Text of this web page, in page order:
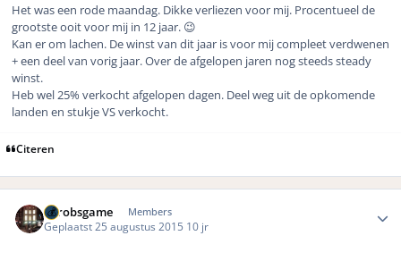
Het was een rode maandag. Dikke verliezen voor mij. Procentueel de
grootste ooit voor mij in 12 jaar. 😉
Kan er om lachen. De winst van dit jaar is voor mij compleet verdwenen
+ een deel van vorig jaar. Over de afgelopen jaren nog steeds steady
winst.
Heb wel 25% verkocht afgelopen dagen. Deel weg uit de opkomende
landen en stukje VS verkocht.
Citeren
eurobsgame Members
Geplaatst 25 augustus 2015 10 jr